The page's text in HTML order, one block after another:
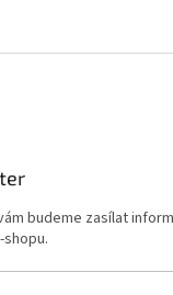
budeme zasílat